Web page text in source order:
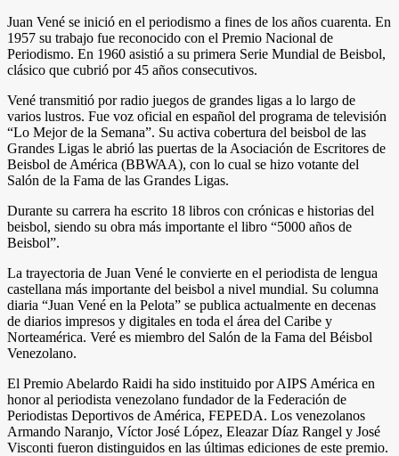
Juan Vené se inició en el periodismo a fines de los años cuarenta. En
1957 su trabajo fue reconocido con el Premio Nacional de
Periodismo. En 1960 asistió a su primera Serie Mundial de Beisbol,
clásico que cubrió por 45 años consecutivos.
Vené transmitió por radio juegos de grandes ligas a lo largo de
varios lustros. Fue voz oficial en español del programa de televisión
“Lo Mejor de la Semana”. Su activa cobertura del beisbol de las
Grandes Ligas le abrió las puertas de la Asociación de Escritores de
Beisbol de América (BBWAA), con lo cual se hizo votante del
Salón de la Fama de las Grandes Ligas.
Durante su carrera ha escrito 18 libros con crónicas e historias del
beisbol, siendo su obra más importante el libro “5000 años de
Beisbol”.
La trayectoria de Juan Vené le convierte en el periodista de lengua
castellana más importante del beisbol a nivel mundial. Su columna
diaria “Juan Vené en la Pelota” se publica actualmente en decenas
de diarios impresos y digitales en toda el área del Caribe y
Norteamérica. Veré es miembro del Salón de la Fama del Béisbol
Venezolano.
El Premio Abelardo Raidi ha sido instituido por AIPS América en
honor al periodista venezolano fundador de la Federación de
Periodistas Deportivos de América, FEPEDA. Los venezolanos
Armando Naranjo, Víctor José López, Eleazar Díaz Rangel y José
Visconti fueron distinguidos en las últimas ediciones de este premio.